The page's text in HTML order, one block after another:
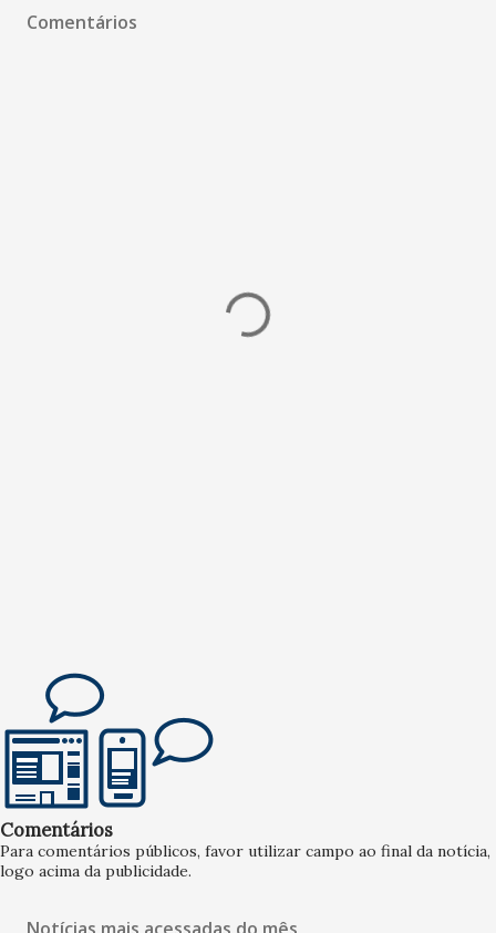
Comentários
Comentários
Para comentários públicos, favor utilizar campo ao final da notícia,
logo acima da publicidade.